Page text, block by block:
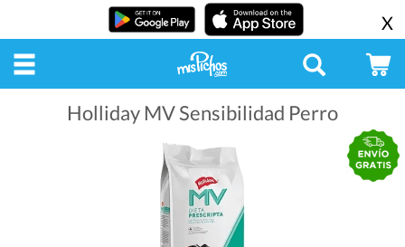
X
Holliday MV Sensibilidad Perro